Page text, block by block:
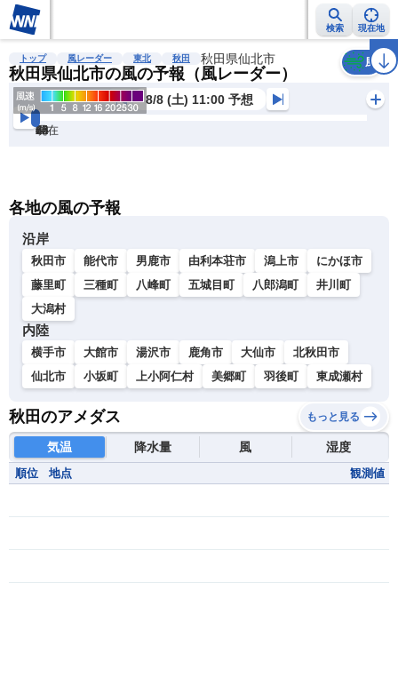
検索 現在地
雨雲レーダー 台風情報 地震情報 警報・注意報 2週間天気 ラ
トップ 風レーダー 東北 秋田 秋田県仙北市
秋田県仙北市の風の予報（風レーダー）
風
8/8 (土) 11:00 予想
現在
6h
12
24
36
48
60
72
各地の風の予報
沿岸
秋田市 能代市 男鹿市 由利本荘市 潟上市
にかほ市
藤里町
三種町 八峰町 五城目町 八郎潟町
井川町
大潟村
内陸
横手市 大館市 湯沢市 鹿角市 大仙市
北秋田市
仙北市
小坂町 上小阿仁村 美郷町 羽後町 東成瀬村
秋田のアメダス もっと見る
気温 降水量 風 湿度
順位 地点 観測値